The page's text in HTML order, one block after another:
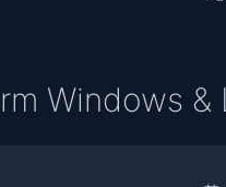
Windows &